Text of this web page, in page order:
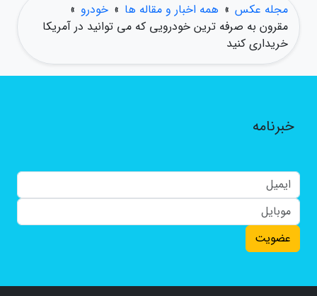
مجله عکس » همه اخبار و مقاله ها » خودرو »
مقرون به صرفه ترین خودرویی که می توانید در آمریکا
خریداری کنید
خبرنامه
عضویت